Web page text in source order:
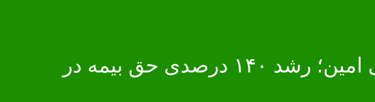
جهش بی‌سابقه در بیمه اتکایی امین؛ رشد ۱۴۰ درصدی حق بیمه در